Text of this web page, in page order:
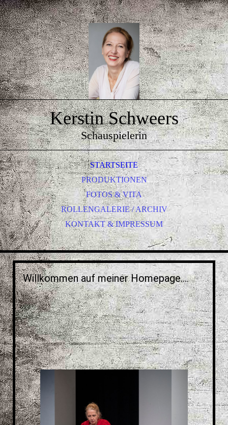
Kerstin Schweers
Schauspielerin
STARTSEITE
PRODUKTIONEN
FOTOS & VITA
ROLLENGALERIE / ARCHIV
KONTAKT & IMPRESSUM
Willkommen auf meiner Homepage....